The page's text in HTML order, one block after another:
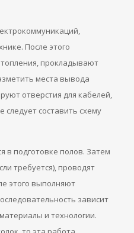
После этого
прокладывают
места вывода
отверстия для кабелей,
следует составить схему
в подготовке полов. Затем
требуется), проводят
этого выполняют
зависит
и технологии.